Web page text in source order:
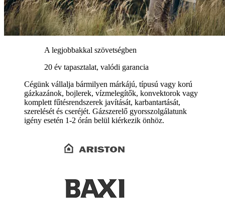
A legjobbakkal szövetségben
20 év tapasztalat, valódi garancia
Cégünk vállalja bármilyen márkájú, típusú vagy korú
gázkazánok, bojlerek, vízmelegítők, konvektorok vagy
komplett fűtésrendszerek javítását, karbantartását,
szerelését és cseréjét. Gázszerelő gyorsszolgálatunk
igény esetén 1-2 órán belül kiérkezik önhöz.